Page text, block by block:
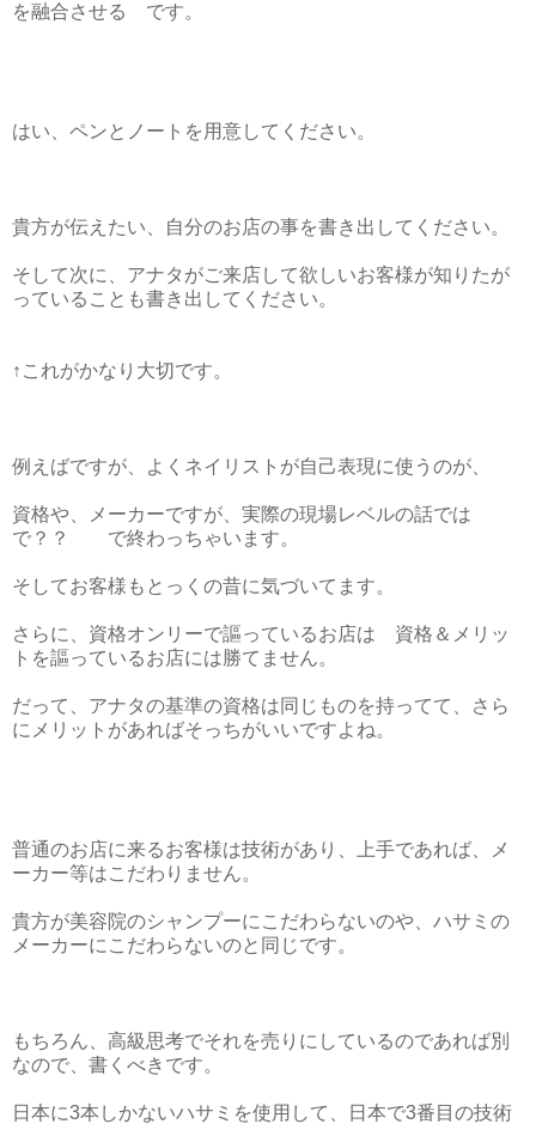
を融合させる です。
はい、ペンとノートを用意してください。
貴方が伝えたい、自分のお店の事を書き出してください。
そして次に、アナタがご来店して欲しいお客様が知りたが
っていることも書き出してください。
↑これがかなり大切です。
例えばですが、よくネイリストが自己表現に使うのが、
資格や、メーカーですが、実際の現場レベルの話では
で？？ で終わっちゃいます。
そしてお客様もとっくの昔に気づいてます。
さらに、資格オンリーで謳っているお店は 資格＆メリッ
トを謳っているお店には勝てません。
だって、アナタの基準の資格は同じものを持ってて、さら
にメリットがあればそっちがいいですよね。
普通のお店に来るお客様は技術があり、上手であれば、メ
ーカー等はこだわりません。
貴方が美容院のシャンプーにこだわらないのや、ハサミの
メーカーにこだわらないのと同じです。
もちろん、高級思考でそれを売りにしているのであれば別
なので、書くべきです。
日本に3本しかないハサミを使用して、日本で3番目の技術